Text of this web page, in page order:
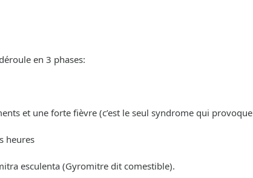
en 3 phases:
et une forte fièvre (c’est le seul syndrome qui
heures
esculenta (Gyromitre dit comestible).